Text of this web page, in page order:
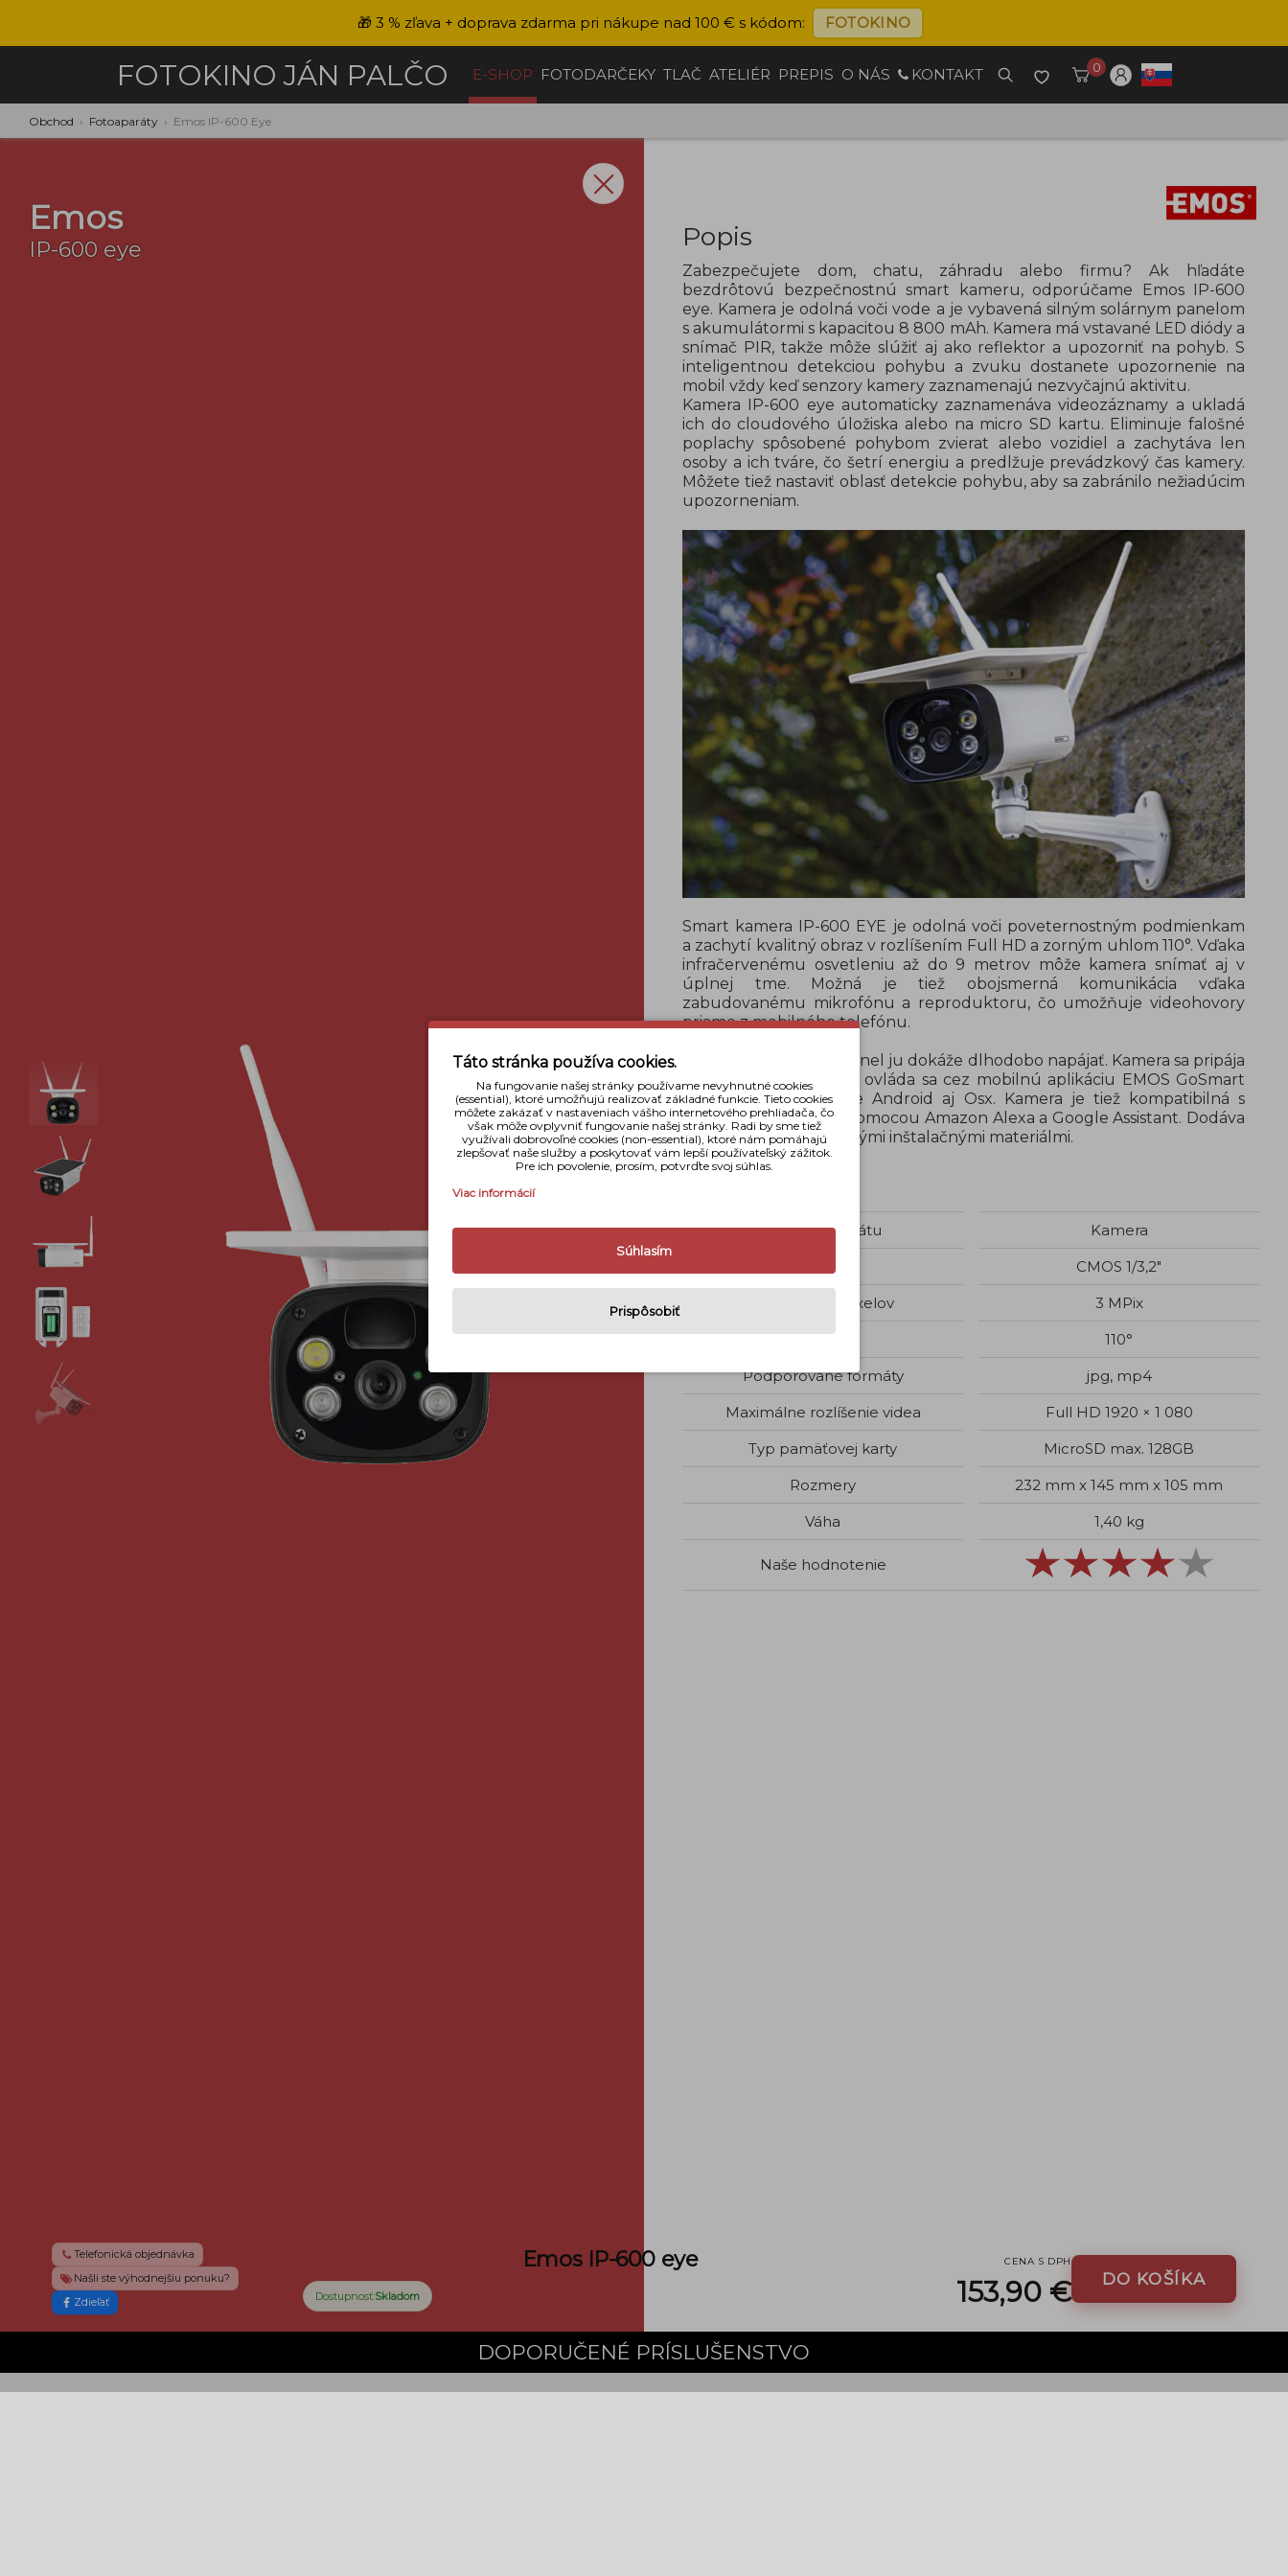
🎁 3 % zľava + doprava zdarma pri nákupe nad 100 € s kódom: FOTOKINO
FOTOKINO JÁN PALČO E-SHOP FOTODARČEKY TLAČ ATELIÉR PREPIS O NÁS KONTAKT 0
Obchod › Fotoaparáty › Emos IP-600 Eye
Emos
IP-600 eye Popis
Zabezpečujete dom, chatu, záhradu alebo firmu? Ak hľadáte
bezdrôtovú bezpečnostnú smart kameru, odporúčame Emos IP-600
eye. Kamera je odolná voči vode a je vybavená silným solárnym panelom
s akumulátormi s kapacitou 8 800 mAh. Kamera má vstavané LED diódy a
snímač PIR, takže môže slúžiť aj ako reflektor a upozorniť na pohyb. S
inteligentnou detekciou pohybu a zvuku dostanete upozornenie na
mobil vždy keď senzory kamery zaznamenajú nezvyčajnú aktivitu.
Kamera IP-600 eye automaticky zaznamenáva videozáznamy a ukladá
ich do cloudového úložiska alebo na micro SD kartu. Eliminuje falošné
poplachy spôsobené pohybom zvierat alebo vozidiel a zachytáva len
osoby a ich tváre, čo šetrí energiu a predlžuje prevádzkový čas kamery.
Môžete tiež nastaviť oblasť detekcie pohybu, aby sa zabránilo nežiadúcim
upozorneniam.
Smart kamera IP-600 EYE je odolná voči poveternostným podmienkam
a zachytí kvalitný obraz v rozlíšením Full HD a zorným uhlom 110°. Vďaka
infračervenému osvetleniu až do 9 metrov môže kamera snímať aj v
úplnej tme. Možná je tiež obojsmerná komunikácia vďaka
zabudovanému mikrofónu a reproduktoru, čo umožňuje videohovory
priamo z mobilného telefónu.
Integrovaný solárny panel ju dokáže dlhodobo napájať. Kamera sa pripája
k domácej sieti Wi-Fi a ovláda sa cez mobilnú aplikáciu EMOS GoSmart
ktorá je dostupná pre Android aj Osx. Kamera je tiež kompatibilná s
hlasovým ovládaním pomocou Amazon Alexa a Google Assistant. Dodáva
sa so všetkými potrebnými inštalačnými materiálmi.
Detaily
Typ fotoaparátu
Kamera
Snímač
CMOS 1/3,2"
Počet megapixelov
3 MPix
Objektív
110°
Podporované formáty
jpg, mp4
Maximálne rozlíšenie videa
Full HD 1920 × 1 080
Typ pamäťovej karty
MicroSD max. 128GB
Rozmery
232 mm x 145 mm x 105 mm
Váha
1,40 kg
Naše hodnotenie
DOPORUČENÉ PRÍSLUŠENSTVO
Táto stránka používa cookies.
Na fungovanie našej stránky používame nevyhnutné cookies
(essential), ktoré umožňujú realizovať základné funkcie. Tieto cookies
môžete zakázať v nastaveniach vášho internetového prehliadača, čo
však môže ovplyvniť fungovanie našej stránky. Radi by sme tiež
využívali dobrovoľné cookies (non-essential), ktoré nám pomáhajú
zlepšovať naše služby a poskytovať vám lepší používateľský zážitok.
Pre ich povolenie, prosím, potvrďte svoj súhlas.
Viac informácií
Súhlasím
Prispôsobiť
Telefonická objednávka
Našli ste výhodnejšiu ponuku?
Zdieľať
Emos IP-600 eye
Dostupnosť:Skladom možnosti doručenia
CENA S DPH
153,90 € DO KOŠÍKA